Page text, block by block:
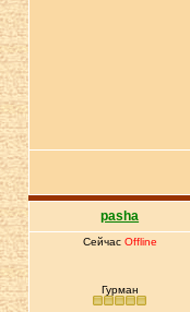
pasha
Сейчас Offline
Гурман